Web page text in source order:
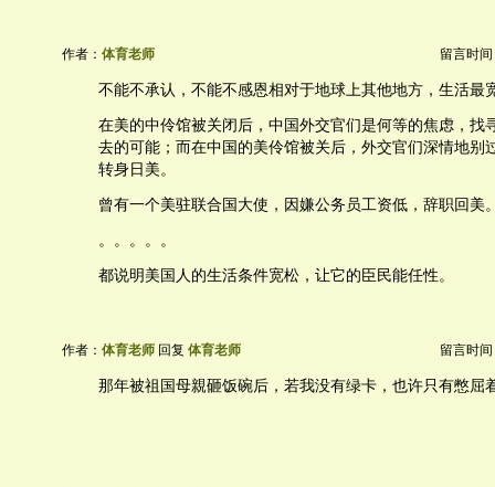
作者： 体育老师 留言时间
不能不承认，不能不感恩相对于地球上其他地方，生活最
在美的中伶馆被关闭后，中国外交官们是何等的焦虑，找
去的可能；而在中国的美伶馆被关后，外交官们深情地别
转身日美。
曾有一个美驻联合国大使，因嫌公务员工资低，辞职回美
。。。。。
都说明美国人的生活条件宽松，让它的臣民能任性。
作者： 体育老师 回复 体育老师 留言时间
那年被祖国母親砸饭碗后，若我没有绿卡，也许只有憋屈